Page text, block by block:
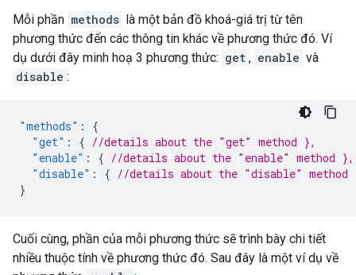
Mỗi phần methods là một bản đồ khoá-giá trị từ tên
phương thức đến các thông tin khác về phương thức đó. Ví
dụ dưới đây minh hoạ 3 phương thức: get , enable và
disable :
"methods" :
{
"get" : { //details about the "get" method },
"enable" : { //details about the "enable" method },
"disable" : { //details about the "disable" method
}
Cuối cùng, phần của mỗi phương thức sẽ trình bày chi tiết
nhiều thuộc tính về phương thức đó. Sau đây là một ví dụ về